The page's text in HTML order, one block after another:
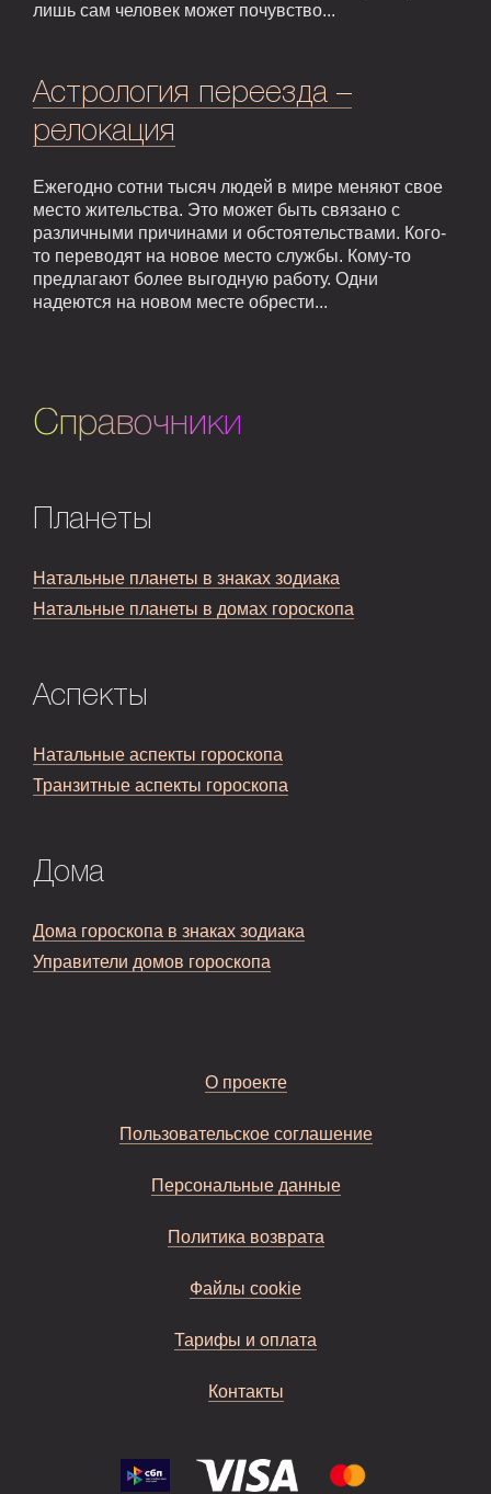
лишь сам человек может почувство...
Астрология переезда –
релокация
Ежегодно сотни тысяч людей в мире меняют свое
место жительства. Это может быть связано с
различными причинами и обстоятельствами. Кого-
то переводят на новое место службы. Кому-то
предлагают более выгодную работу. Одни
надеются на новом месте обрести...
Справочники
Планеты
Натальные планеты в знаках зодиака
Натальные планеты в домах гороскопа
Аспекты
Натальные аспекты гороскопа
Транзитные аспекты гороскопа
Дома
Дома гороскопа в знаках зодиака
Управители домов гороскопа
О проекте
Пользовательское соглашение
Персональные данные
Политика возврата
Файлы cookie
Тарифы и оплата
Контакты